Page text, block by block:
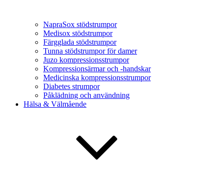
NapraSox stödstrumpor
Medisox stödstrumpor
Färgglada stödstrumpor
Tunna stödstrumpor för damer
Juzo kompressionsstrumpor
Kompressionsärmar och -handskar
Medicinska kompressionsstrumpor
Diabetes strumpor
Påklädning och användning
Hälsa & Välmående